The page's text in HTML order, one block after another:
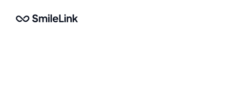
Hauptinhalt